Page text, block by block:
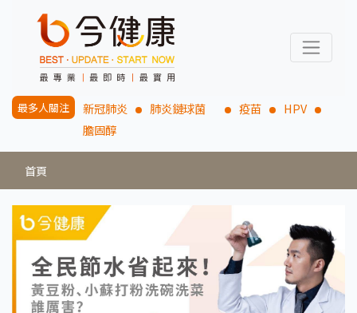
最多人關注 新冠肺炎 肺炎鏈球菌 疫苗
HPV
膽固醇
首頁